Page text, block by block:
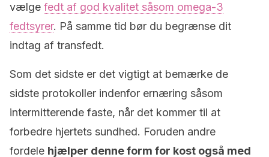
vælge fedt af god kvalitet såsom omega-3
fedtsyrer. På samme tid bør du begrænse dit
indtag af transfedt.
Som det sidste er det vigtigt at bemærke de
sidste protokoller indenfor ernæring såsom
intermitterende faste, når det kommer til at
forbedre hjertets sundhed. Foruden andre
fordele hjælper denne form for kost også med